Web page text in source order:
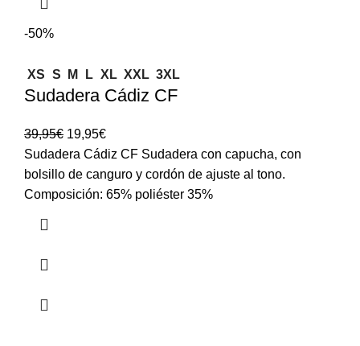
-50%
XS S M L XL XXL 3XL
Sudadera Cádiz CF
39,95€ 19,95€
Sudadera Cádiz CF Sudadera con capucha, con
bolsillo de canguro y cordón de ajuste al tono.
Composición: 65% poliéster 35%